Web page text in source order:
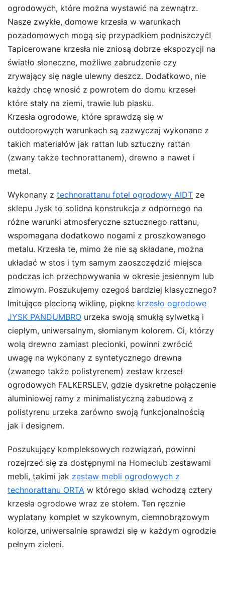
ogrodowych, które można wystawić na zewnątrz.
Nasze zwykłe, domowe krzesła w warunkach
pozadomowych mogą się przypadkiem podniszczyć!
Tapicerowane krzesła nie zniosą dobrze ekspozycji na
światło słoneczne, możliwe zabrudzenie czy
zrywający się nagle ulewny deszcz. Dodatkowo, nie
każdy chcę wnosić z powrotem do domu krzeseł
które stały na ziemi, trawie lub piasku.
Krzesła ogrodowe, które sprawdzą się w
outdoorowych warunkach są zazwyczaj wykonane z
takich materiałów jak rattan lub sztuczny rattan
(zwany także technorattanem), drewno a nawet i
metal.
Wykonany z technorattanu fotel ogrodowy AIDT ze
sklepu Jysk to solidna konstrukcja z odpornego na
różne warunki atmosferyczne sztucznego rattanu,
wspomagana dodatkowo nogami z proszkowanego
metalu. Krzesła te, mimo że nie są składane, można
układać w stos i tym samym zaoszczędzić miejsca
podczas ich przechowywania w okresie jesiennym lub
zimowym. Poszukujemy czegoś bardziej klasycznego?
Imitujące plecioną wiklinę, piękne krzesło ogrodowe
JYSK PANDUMBRO urzeka swoją smukłą sylwetką i
ciepłym, uniwersalnym, słomianym kolorem. Ci, którzy
wolą drewno zamiast plecionki, powinni zwrócić
uwagę na wykonany z syntetycznego drewna
(zwanego także polistyrenem) zestaw krzeseł
ogrodowych FALKERSLEV, gdzie dyskretne połączenie
aluminiowej ramy z minimalistyczną zabudową z
polistyrenu urzeka zarówno swoją funkcjonalnością
jak i designem.
Poszukujący kompleksowych rozwiązań, powinni
rozejrzeć się za dostępnymi na Homeclub zestawami
mebli, takimi jak zestaw mebli ogrodowych z
technorattanu ORTA w którego skład wchodzą cztery
krzesła ogrodowe wraz ze stołem. Ten ręcznie
wyplatany komplet w szykownym, ciemnobrązowym
kolorze, uniwersalnie sprawdzi się w każdym ogrodzie
pełnym zieleni.